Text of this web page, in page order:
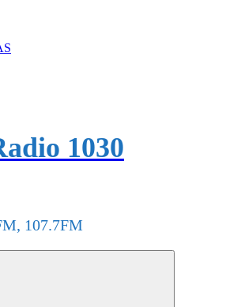
1030
107.7FM